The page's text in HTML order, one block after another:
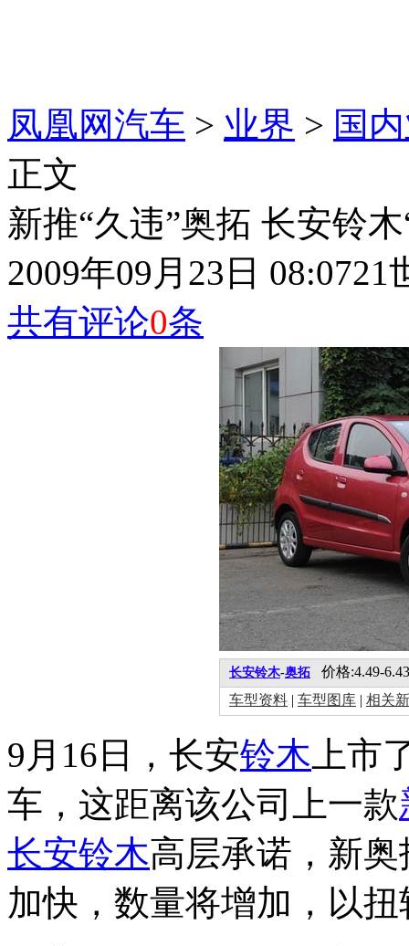
凤凰网汽车 > 业界 > 国
正文
新推“久违”奥拓 长安铃
2009年09月23日 08:0721
共有评论0条
长安铃木-奥拓 价格:4.49-
车型资料 | 车型图库 | 相关
9月16日，长安铃木 上市
车，这距离该公司上一款
长安铃木高层承诺，新
加快，数量将增加，以